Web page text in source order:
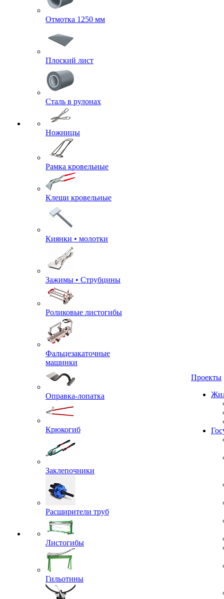
Отмотка 1250 мм
Плоский лист
Сталь в рулонах
Ножницы
Рамка кровельные
Клещи кровельные
Киянки • молотки
Зажимы • Струбцины
Роликовые листогибы
Фальцезакаточные
машинки
Оправка-лопатка
Крюкогиб
Заклепочники
Расширители труб
Листогибы
Гильотины